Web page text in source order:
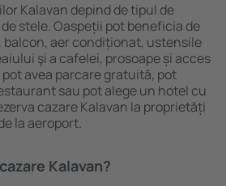
Kalavan depind de tipul de
stele. Oaspeții pot beneficia de
aer condiționat, ustensile
şi a cafelei, prosoape și acces
avea parcare gratuită, pot
sau pot alege un hotel cu
cazare Kalavan la proprietăți
la aeroport.
Kalavan?